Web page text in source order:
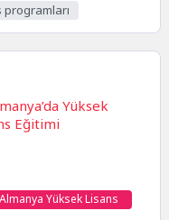
Almanya Yüksek Lisans